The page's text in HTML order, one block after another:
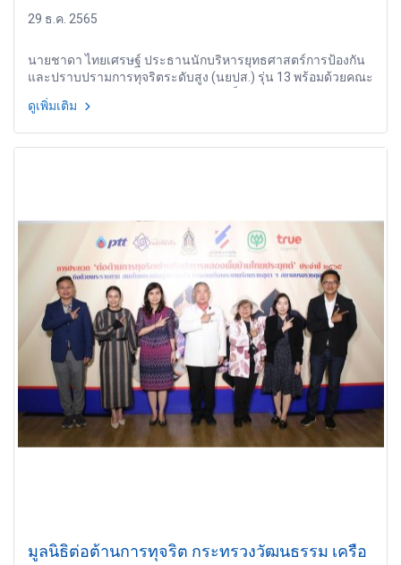
ฟ้าพัชรกิติยาภา นเรนทิราเทพวดี กรมหลวงราชสา
29 ธ.ค. 2565
นายชาดา ไทยเศรษฐ์ ประธานนักบริหารยุทธศาสตร์การป้องกัน
และปราบปรามการทุจริตระดับสูง (นยปส.) รุ่น 13 พร้อมด้วยคณะ
พัชรกิติยาภา นเรนทิราเทพวดี กรมหลวงราชสาริณีสิริพัชร มหา
ดูเพิ่มเติม
มูลนิธิต่อต้านการทุจริต กระทรวงวัฒนธรรม เครือ